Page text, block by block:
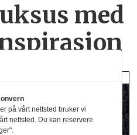
med
på vårt nettsted bruker vi
nettsted. Du kan reservere